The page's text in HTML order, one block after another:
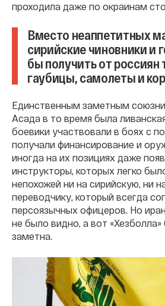
проходила даже по окраинам
Вместо неаппетитных
сирийские чиновники и
бы получить от россиян
гаубицы, самолеты и
Единственным заметным
Асада в то время была
боевики участвовали в боях с
получали финансирование и
иногда на их позициях даже
инструкторы, которых легко
непохожей ни на сирийскую, ни
переводчику, который всегда
персоязычных офицеров. Но
не было видно, а вот «Хезболла»
заметна.